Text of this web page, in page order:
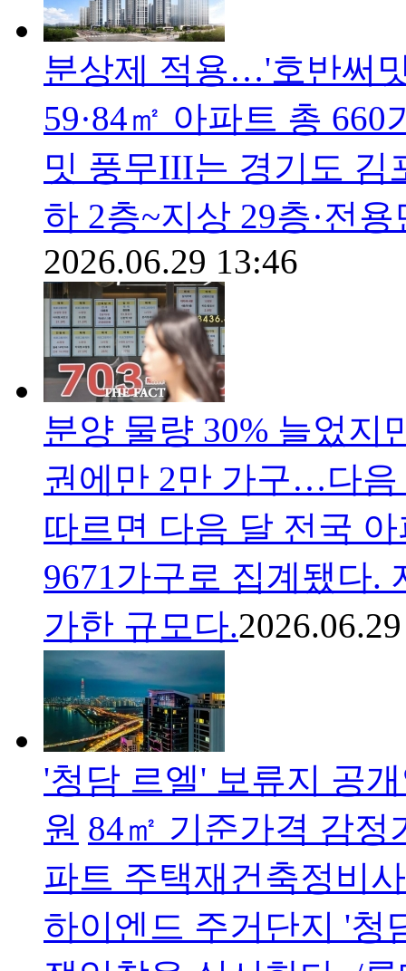
분상제 적용…'호반써
59·84㎡ 아파트 총
밋 풍무III는 경기도 김
하 2층~지상 29층·전
2026.06.29 13:46
분양 물량 30% 늘었
권에만 2만 가구…다
따르면 다음 달 전국
9671가구로 집계됐다.
가한 규모다.
'청담 르엘' 보류지 공
원 84㎡ 기준가격 감정
파트 주택재건축정비
하이엔드 주거단지 '청